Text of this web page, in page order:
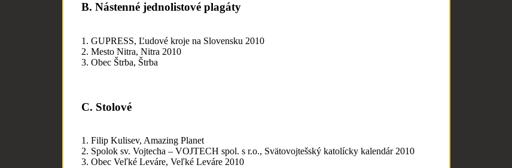
B. Nástenné jednolistové plagáty
1. GUPRESS, Ľudové kroje na Slovensku 2010
2. Mesto Nitra, Nitra 2010
3. Obec Štrba, Štrba
C. Stolové
1. Filip Kulisev, Amazing Planet
2. Spolok sv. Vojtecha – VOJTECH spol. s r.o., Svätovojtešský katolícky kalendár 2010
3. Obec Veľké Leváre, Veľké Leváre 2010